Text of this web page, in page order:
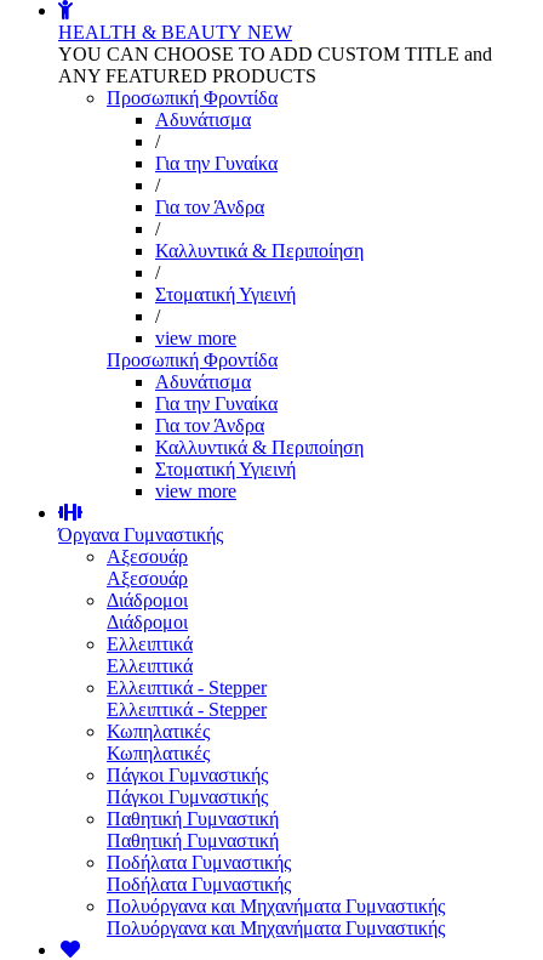
HEALTH & BEAUTY NEW
YOU CAN CHOOSE TO ADD CUSTOM TITLE and
ANY FEATURED PRODUCTS
Προσωπική Φροντίδα
Αδυνάτισμα
/
Για την Γυναίκα
/
Για τον Άνδρα
/
Καλλυντικά & Περιποίηση
/
Στοματική Υγιεινή
/
view more
Προσωπική Φροντίδα
Αδυνάτισμα
Για την Γυναίκα
Για τον Άνδρα
Καλλυντικά & Περιποίηση
Στοματική Υγιεινή
view more
Όργανα Γυμναστικής
Αξεσουάρ
Αξεσουάρ
Διάδρομοι
Διάδρομοι
Ελλειπτικά
Ελλειπτικά
Ελλειπτικά - Stepper
Ελλειπτικά - Stepper
Κωπηλατικές
Κωπηλατικές
Πάγκοι Γυμναστικής
Πάγκοι Γυμναστικής
Παθητική Γυμναστική
Παθητική Γυμναστική
Ποδήλατα Γυμναστικής
Ποδήλατα Γυμναστικής
Πολυόργανα και Μηχανήματα Γυμναστικής
Πολυόργανα και Μηχανήματα Γυμναστικής